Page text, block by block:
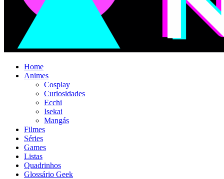
Home
Animes
Cosplay
Curiosidades
Ecchi
Isekai
Mangás
Filmes
Séries
Games
Listas
Quadrinhos
Glossário Geek